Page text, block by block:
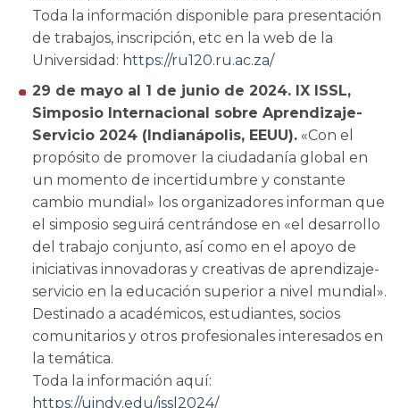
Toda la información disponible para presentación
de trabajos, inscripción, etc en la web de la
Universidad: https://ru120.ru.ac.za/
29 de mayo al 1 de junio de 2024. IX ISSL,
Simposio Internacional sobre Aprendizaje-
Servicio 2024 (Indianápolis, EEUU).«Con el
propósito de promover la ciudadanía global en
un momento de incertidumbre y constante
cambio mundial» los organizadores informan que
el simposio seguirá centrándose en «el desarrollo
del trabajo conjunto, así como en el apoyo de
iniciativas innovadoras y creativas de aprendizaje-
servicio en la educación superior a nivel mundial».
Destinado a académicos, estudiantes, socios
comunitarios y otros profesionales interesados en
la temática.
Toda la información aquí:
https://uindy.edu/issl2024/